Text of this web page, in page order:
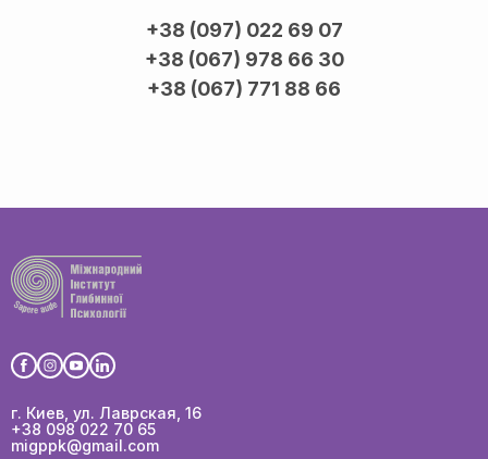
+38 (097) 022 69 07
+38 (067) 978 66 30
+38 (067) 771 88 66
г. Киев, ул. Лаврская, 16
+38 098 022 70 65
migppk@gmail.com